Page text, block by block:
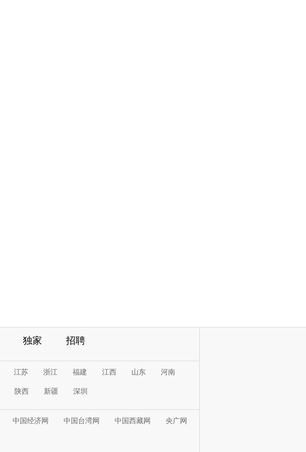
独家 招聘
江苏 浙江 福建 江西 山东 河南
陕西 新疆 深圳
中国经济网 中国台湾网 中国西藏网 央广网